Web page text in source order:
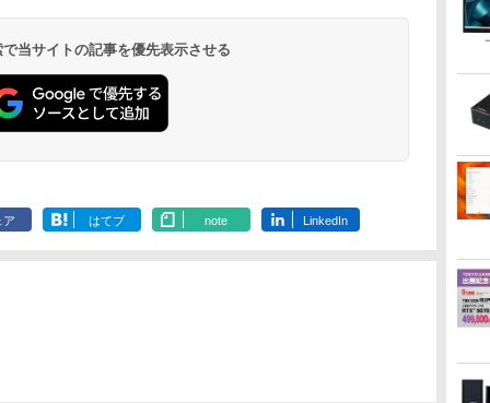
グ Type-C充電 マイ
ク付き 防水 タッチ式
音量調整 スポーツ/通
勤/通学/WEB会議(ホ
ワイト)
ックスDIGITAL)
￥594
ンプコミックス
DIGITAL)
￥572
版ビッグガンガンコミ
ックス)
￥810
当サイトの記事を優先表示させる
ア はてブ note LinkedIn